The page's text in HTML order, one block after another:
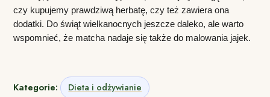
czy kupujemy prawdziwą herbatę, czy też zawiera ona
dodatki. Do świąt wielkanocnych jeszcze daleko, ale warto
wspomnieć, że matcha nadaje się także do malowania jajek.
Kategorie:
Dieta i odżywianie